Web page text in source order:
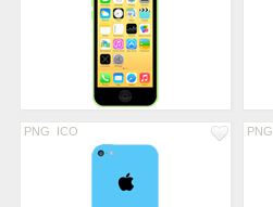
PNG ICO PNG